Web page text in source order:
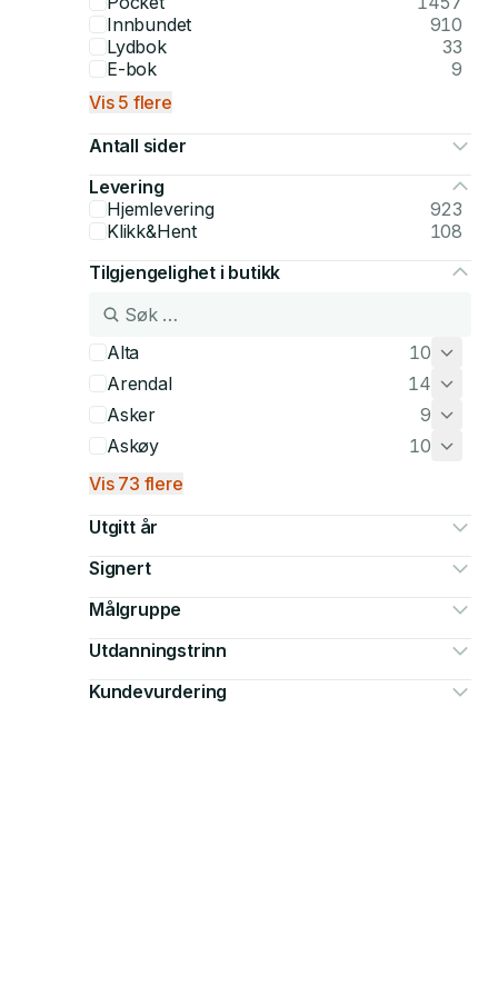
Innbundet
910
Lydbok
33
E-bok
9
Vis 5 flere
Antall sider
Levering
Hjemlevering
923
Klikk&Hent
108
Tilgjengelighet i butikk
Alta
10
Arendal
14
Asker
9
Askøy
10
Vis 73 flere
Utgitt år
Signert
Målgruppe
Utdanningstrinn
Kundevurdering